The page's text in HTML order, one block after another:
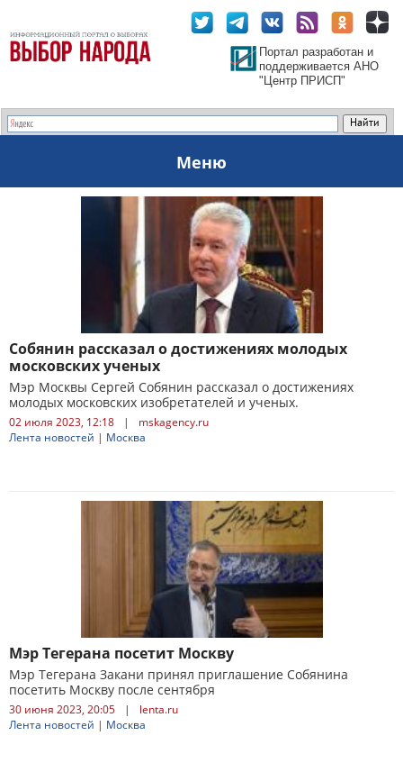
Портал разработан и
поддерживается АНО
"Центр ПРИСП"
Меню
Собянин рассказал о достижениях молодых
московских ученых
Мэр Москвы Сергей Собянин рассказал о достижениях
молодых московских изобретателей и ученых.
02 июля 2023, 12:18 |
mskagency.ru
Лента новостей | Москва
Мэр Тегерана посетит Москву
Мэр Тегерана Закани принял приглашение Собянина
посетить Москву после сентября
30 июня 2023, 20:05 |
lenta.ru
Лента новостей | Москва